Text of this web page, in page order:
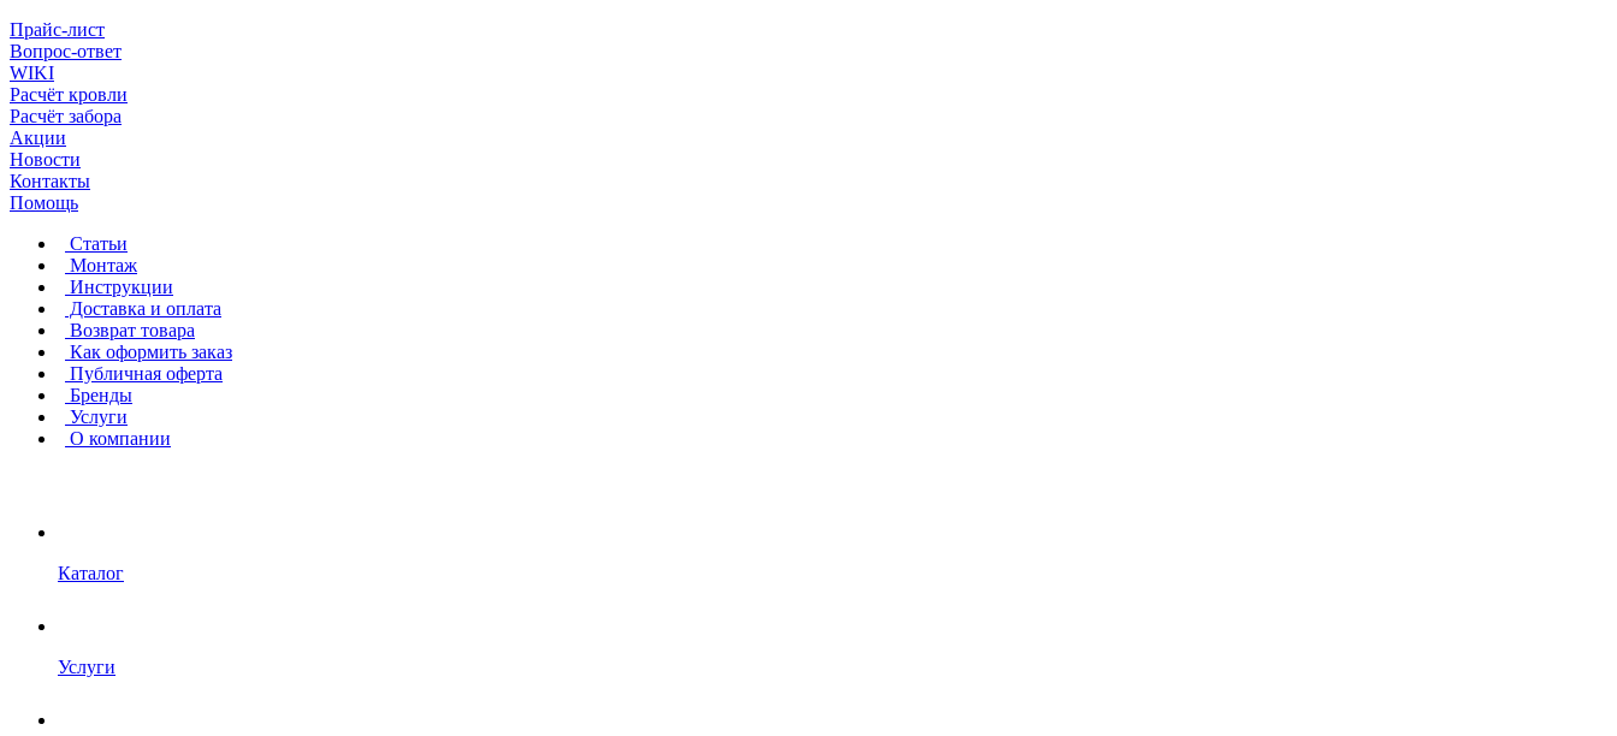
Прайс-лист
Вопрос-ответ
WIKI
Расчёт кровли
Расчёт забора
Акции
Новости
Контакты
Помощь
Статьи
Монтаж
Инструкции
Доставка и оплата
Возврат товара
Как оформить заказ
Публичная оферта
Бренды
Услуги
О компании
Каталог
Услуги